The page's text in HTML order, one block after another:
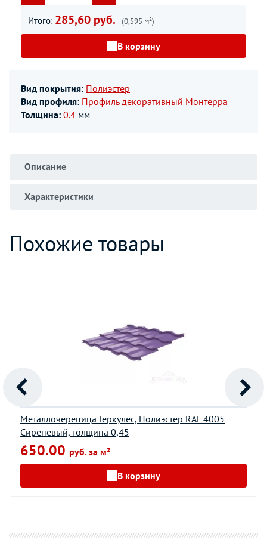
Итого: 285,60 руб. (0,595 м²)
В корзину
Вид покрытия: Полиэстер
Вид профиля: Профиль декоративный Монтерра
Толщина: 0.4 мм
Описание
Характеристики
Похожие товары
Металлочерепица Геркулес, Полиэстер RAL 4005
Сиреневый, толщина 0,45
650.00 руб. за м²
В корзину